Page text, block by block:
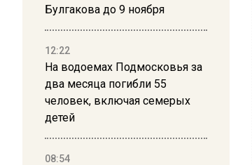
Булгакова до 9 ноября
12:22
На водоемах Подмосковья за
два месяца погибли 55
человек, включая семерых
детей
08:54